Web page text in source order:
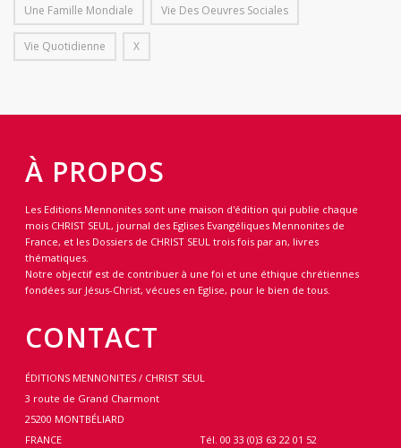
Une Famille Mondiale Vie Des Oeuvres Sociales
Vie Quotidienne X
À PROPOS
Les Editions Mennonites sont une maison d'édition qui publie chaque
mois CHRIST SEUL, journal des Eglises Evangéliques Mennonites de
France, et les Dossiers de CHRIST SEUL trois fois par an, livres
thématiques.
Notre objectif est de contribuer à une foi et une éthique chrétiennes
fondées sur Jésus-Christ, vécues en Eglise, pour le bien de tous.
CONTACT
ÉDITIONS MENNONITES / CHRIST SEUL
3 route de Grand Charmont
25200 MONTBÉLIARD
FRANCE
Tél. 00 33 (0)3 63 22 01 52